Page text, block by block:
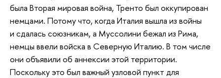
была Вторая мировая война, Тренто был оккупирован
немцами. Потому что, когда Италия вышла из войны
и сдалась союзникам, а Муссолини бежал из Рима,
немцы ввели войска в Северную Италию. В том числе
они объявили об аннексии этой территории.
Поскольку это был важный узловой пункт для